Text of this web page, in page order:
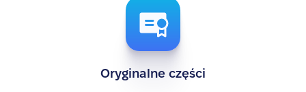
Oryginalne części